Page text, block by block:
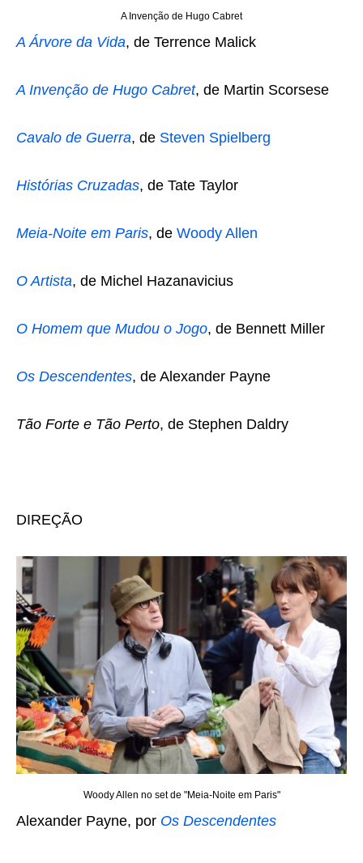
A Invenção de Hugo Cabret
A Árvore da Vida, de Terrence Malick
A Invenção de Hugo Cabret, de Martin Scorsese
Cavalo de Guerra, de Steven Spielberg
Histórias Cruzadas, de Tate Taylor
Meia-Noite em Paris, de Woody Allen
O Artista, de Michel Hazanavicius
O Homem que Mudou o Jogo, de Bennett Miller
Os Descendentes, de Alexander Payne
Tão Forte e Tão Perto, de Stephen Daldry
DIREÇÃO
Woody Allen no set de "Meia-Noite em Paris"
Alexander Payne, por Os Descendentes